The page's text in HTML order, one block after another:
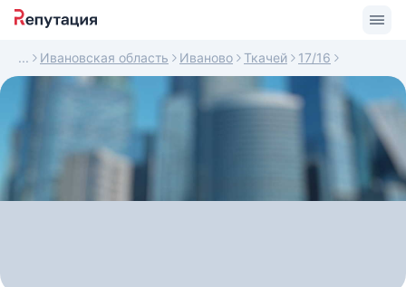
Ивановская область Иваново Ткачей 17/16